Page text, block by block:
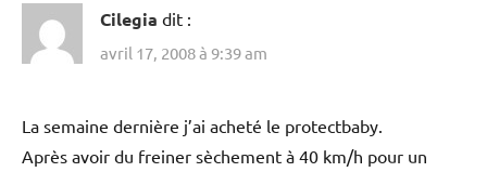
Cilegia dit :
avril 17, 2008 à 9:39 am
La semaine dernière j’ai acheté le protectbaby.
Après avoir du freiner sèchement à 40 km/h pour un